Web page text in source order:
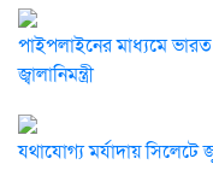
পাইপলাইনের মাধ্যমে
জ্বালানিমন্ত্রী
যথাযোগ্য মর্যাদায়